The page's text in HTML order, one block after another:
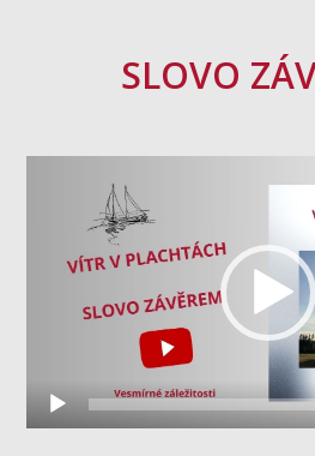
SLOVO
přehrávač